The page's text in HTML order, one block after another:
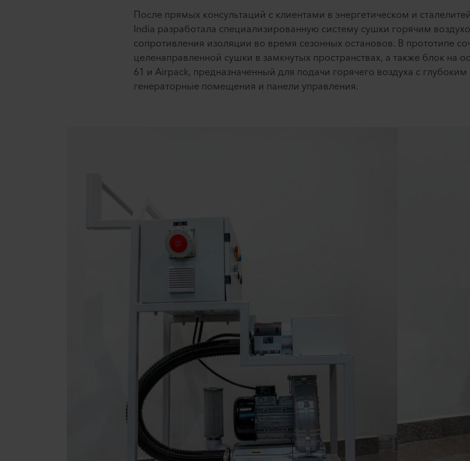
После прямых консультаций с клиентами в энергетическом и
India разработала специализированную систему сушки горячим
сопротивления изоляции во время сезонных остановов. В прототипе
целенаправленной сушки в замкнутых пространствах, а также блок на
61 и Airpack, предназначенный для подачи горячего воздуха с
генераторные помещения и панели управления.